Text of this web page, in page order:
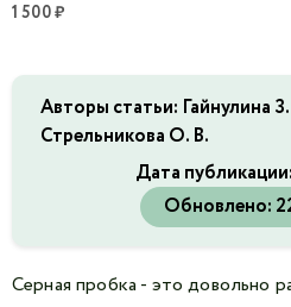
1 500 ₽
Авторы статьи: Гайнулина
Стрельникова О. В.
Дата публикации:
Обновлено:
Серная пробка - это довольно